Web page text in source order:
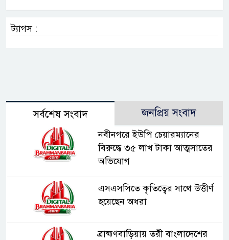
ট্যাগস :
সর্বশেষ সংবাদ জনপ্রিয় সংবাদ
নবীনগরে ইউপি চেয়ারম্যানের
বিরুদ্ধে ৩৫ লাখ টাকা আত্মসাতের
অভিযোগ
এসএসসিতে কৃতিত্বের সাথে উত্তীর্ণ
হয়েছেন অধরা
ব্রাহ্মণবাড়িয়ায় তরী বাংলাদেশের